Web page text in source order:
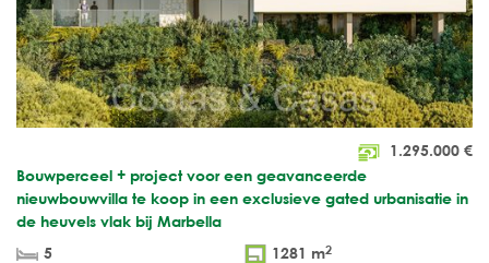
1.295.000 €
Bouwperceel + project voor een geavanceerde
nieuwbouwvilla te koop in een exclusieve gated urbanisatie in
de heuvels vlak bij Marbella
5
1281 m2